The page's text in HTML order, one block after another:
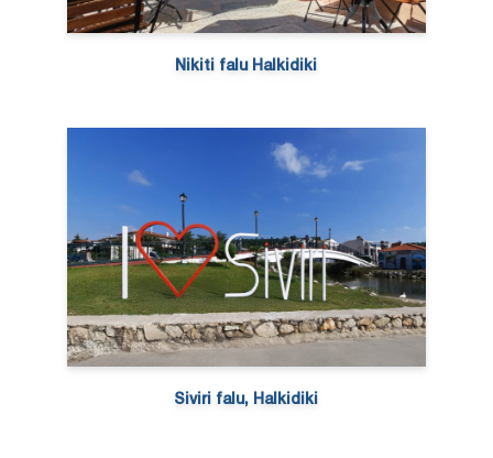
Nikiti falu Halkidiki
Siviri falu, Halkidiki